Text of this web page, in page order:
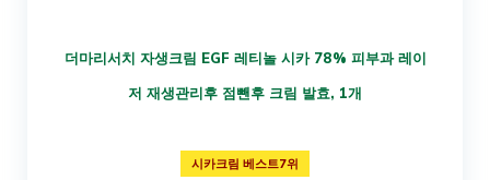
더마리서치 자생크림 EGF 레티놀 시카 78% 피부과 레이
저 재생관리후 점뺀후 크림 발효, 1개
시카크림 베스트7위